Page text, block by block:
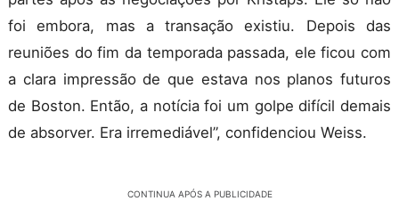
foi embora, mas a transação existiu. Depois das
reuniões do fim da temporada passada, ele ficou com
a clara impressão de que estava nos planos futuros
de Boston. Então, a notícia foi um golpe difícil demais
de absorver. Era irremediável”, confidenciou Weiss.
CONTINUA APÓS A PUBLICIDADE